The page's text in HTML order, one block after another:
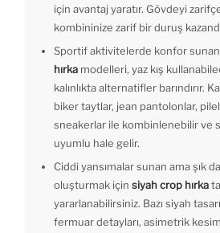
için avantaj yaratır. Gövdeyi
kombininize zarif bir duruş
Sportif aktivitelerde konfor sunan
hırka modelleri, yaz kış
kalınlıkta alternatifler barındırır.
biker taytlar, jean pantolonlar,
sneakerlar ile kombinlenebilir ve
uyumlu hale gelir.
Ciddi yansımalar sunan ama şık
oluşturmak için siyah crop hırka
yararlanabilirsiniz. Bazı siyah
fermuar detayları, asimetrik